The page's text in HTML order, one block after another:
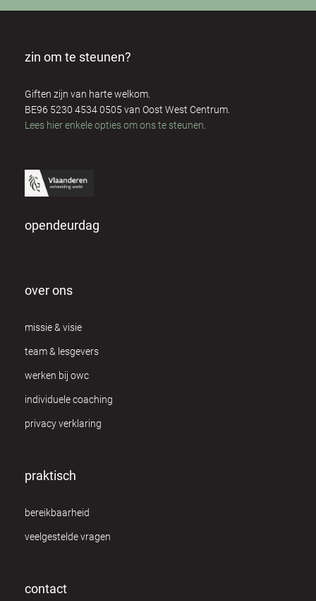
zin om te steunen?
Giften zijn van harte welkom.
BE96 5230 4534 0505 van Oost West Centrum.
Lees hier enkele opties om ons te steunen
opendeurdag
over ons
missie & visie
team & lesgevers
werken bij owc
individuele coaching
privacy verklaring
praktisch
bereikbaarheid
veelgestelde vragen
contact